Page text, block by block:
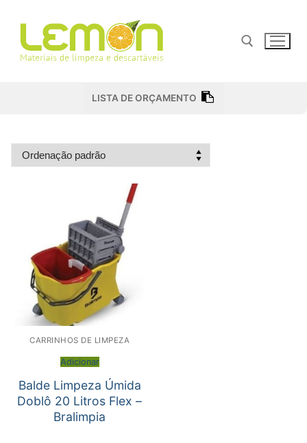
para
conteúdo
Pesquisar por:
LISTA DE ORÇAMENTO
CARRINHOS DE LIMPEZA
Adicionar
Balde Limpeza Úmida
Doblô 20 Litros Flex –
Bralimpia